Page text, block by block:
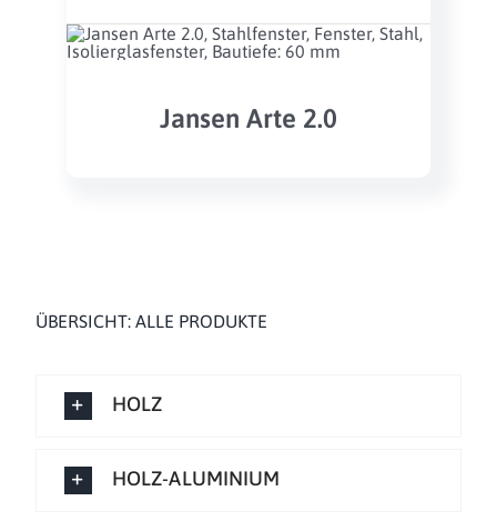
Jansen Arte 2.0
ÜBERSICHT: ALLE PRODUKTE
HOLZ
HOLZ-ALUMINIUM